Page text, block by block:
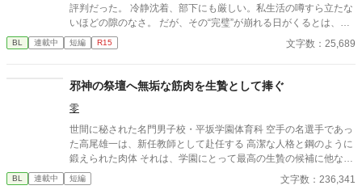
評判だった。 冷静沈着、部下にも厳しい。私生活の噂すら立たな
いほどの隙のなさ。 だが、その“完璧”が崩れる日がくるとは、誰
も想像していなかった。 入社三年目の篠原は、榊の直属の部下。
真面目だが強気で、どこか挑発的な笑みを浮かべる青年。 ある
原は上司に向かって、いつもの穏やかな口調を崩した。「……そ
んな顔、部下には見せないんですね」 疲労で僅かに緩んだ榊の表
情。 その弱さを見逃さず、篠原はデスク越しに距離を詰める。
「強がらなくていいですよ。俺の前では、もう」 指先が榊のネク
タイを掴む。 引き寄せられた瞬間、榊の理性は音を立てて崩れ
た。 拒むことも、許すこともできないまま、 彼は“部下”の手によ
びに、自分の知らなかった感情と快楽を知る。それは、上司とし
BL 連載中 短編 R15 文字数：25,689
邪神の祭壇へ無垢な筋肉を生贄として捧ぐ
零
世間に秘された名門男子校・平坂学園体育科 空手の名選手であっ
た高尾雄一は、新任教師として赴任する 高潔な人格と鋼のように
鍛えられた肉体 それは、学園にとって最高の生贄の候補に他なら
なかった 至高の筋肉を持つ、精神を削られ意志をなくした青年を
太古の神に捧げるため、“水”、“風”、“土”の信奉者達が暗躍する 意
BL 連載中 短編 文字数：236,341